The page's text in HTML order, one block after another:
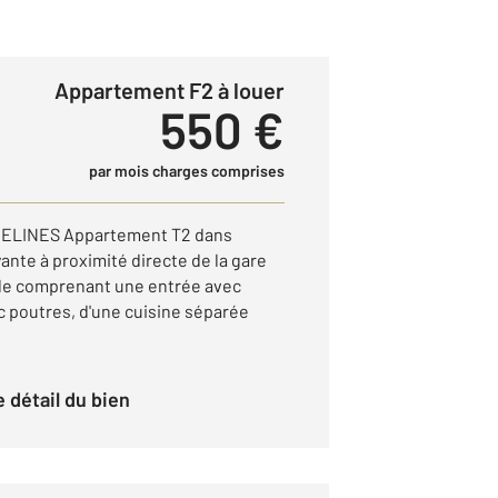
Appartement F2 à louer
550 €
par mois charges comprises
Appartement T2 dans
à proximité directe de la gare
comprenant une entrée avec
poutres, d'une cuisine séparée
détail du bien